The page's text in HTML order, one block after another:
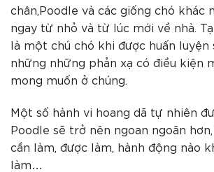
chân,Poodle và các giống chó khác
ngay từ nhỏ và từ lúc mới về nhà.
là một chú chó khi được huấn luyện
những những phản xạ có điều kiện
mong muốn ở chúng.
Một số hành vi hoang dã tự nhiên
Poodle sẽ trở nên ngoan ngoãn
cần làm, được làm, hành động nào
làm…